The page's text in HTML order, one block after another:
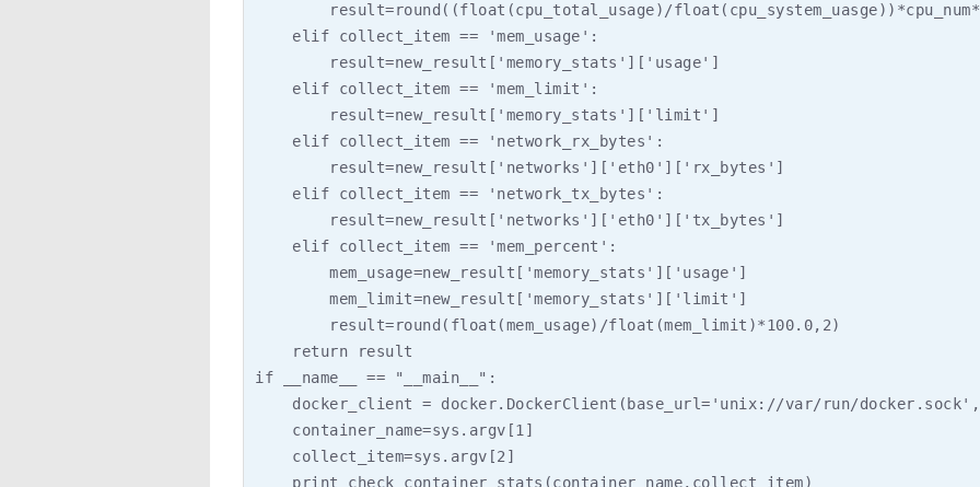
result=round((float(cpu_total_usage)/
    elif collect_item == 'mem_usage':
        result=new_result['memory_stats']['usage']
    elif collect_item == 'mem_limit':
        result=new_result['memory_stats']['limit']
    elif collect_item == 'network_rx_bytes':
        result=new_result['networks']['eth0']['rx_bytes']
    elif collect_item == 'network_tx_bytes':
        result=new_result['networks']['eth0']['tx_bytes']
    elif collect_item == 'mem_percent':
        mem_usage=new_result['memory_stats']['usage']
        mem_limit=new_result['memory_stats']['limit']
        result=round(float(mem_usage)/float(mem_limit)*100.0,2)
    return result
if __name__ == "__main__":
docker_client = docker.DockerClient(base_url='unix://var/run/
    container_name=sys.argv[1]
    collect_item=sys.argv[2]
    print check_container_stats(container_name,collect_item)